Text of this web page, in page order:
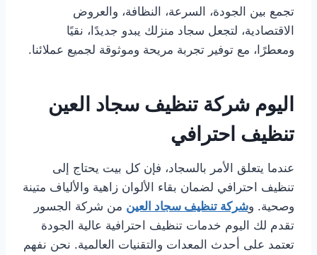
تجمع بين الجودة، السرعة، النظافة، والعروض
الاقتصادية، لتجعل سجاد منزلك يبدو جديدًا، نقيًا
ومعطرًا، مع توفير تجربة مريحة وموثوقة لجميع عملائنا.
اليوم شركة تنظيف سجاد العين
تنظيف احترافي
عندما يتعلق الأمر بالسجاد، فإن كل بيت يحتاج إلى
تنظيف احترافي لضمان بقاء الألوان زاهية والألياف متينة
وصحية. وشركة تنظيف سجاد العين من شركة الجسور
تقدم لك اليوم خدمات تنظيف احترافية عالية الجودة
تعتمد على أحدث المعدات والتقنيات العالمية. نحن نفهم